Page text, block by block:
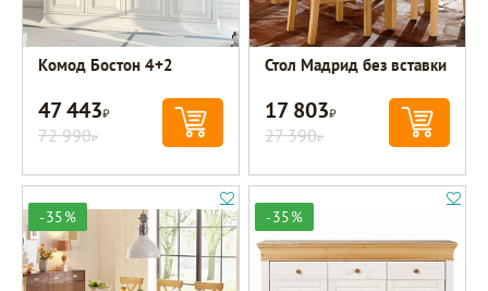
Комод Бостон 4+2
47 443Р
72 990Р
Стол Мадрид без вставки
17 803Р
27 390Р
-35% -35%